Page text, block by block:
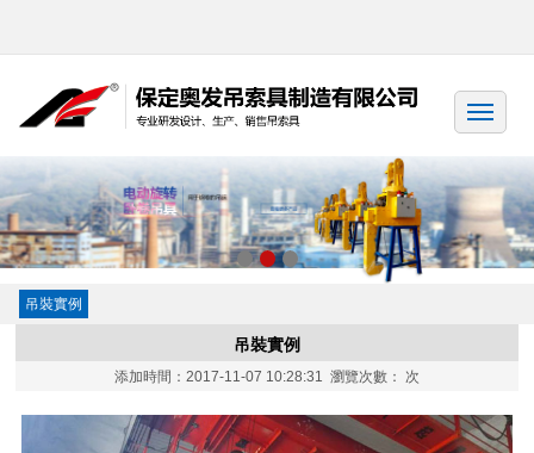
吊裝實例
吊裝實例
添加時間：2017-11-07 10:28:31 瀏覽次數： 次